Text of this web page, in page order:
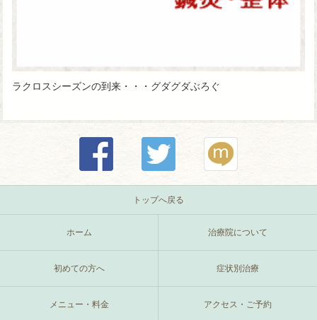
ラクロスシーズンの到来・・・グダグダぶろぐ
トップへ戻る
ホーム 治療院について
初めての方へ 症状別治療
メニュー・料金 アクセス・ご予約